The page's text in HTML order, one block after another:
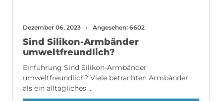
Dezember 06, 2023 Angesehen: 6602
Sind Silikon-Armbänder
umweltfreundlich?
Einführung Sind Silikon-Armbänder
umweltfreundlich? Viele betrachten Armbänder
als ein alltägliches ...